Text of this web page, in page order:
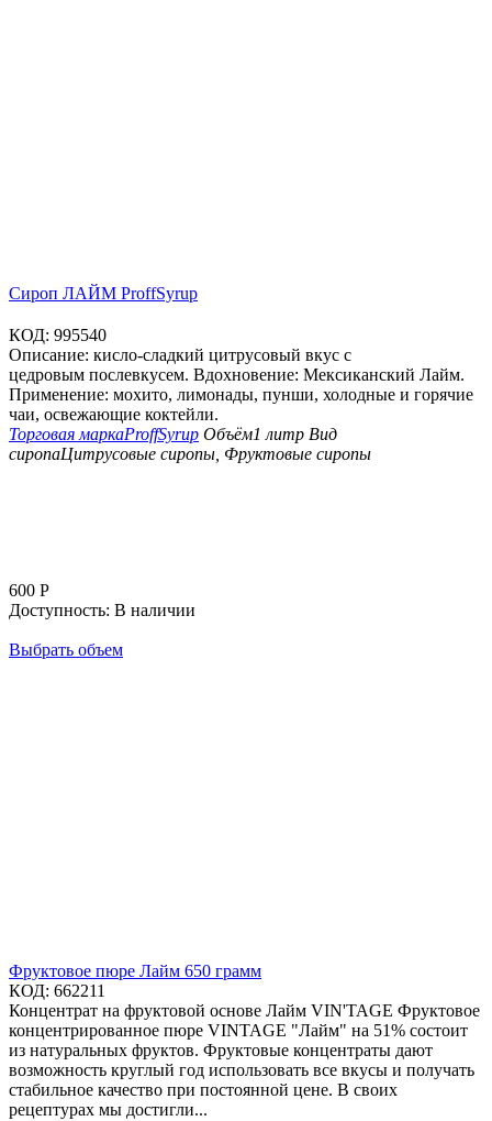
Сироп ЛАЙМ ProffSyrup
КОД: 995540
Описание: кисло-сладкий цитрусовый вкус с
цедровым послевкусем. Вдохновение: Мексиканский Лайм.
Применение: мохито, лимонады, пунши, холодные и горячие
чаи, освежающие коктейли.
Торговая маркаProffSyrup Объём1 литр Вид
сиропаЦитрусовые сиропы, Фруктовые сиропы
600 Р
Доступность: В наличии
Выбрать объем
Фруктовое пюре Лайм 650 грамм
КОД: 662211
Концентрат на фруктовой основе Лайм VIN'TAGE Фруктовое
концентрированное пюре VINTAGE "Лайм" на 51% состоит
из натуральных фруктов. Фруктовые концентраты дают
возможность круглый год использовать все вкусы и получать
стабильное качество при постоянной цене. В своих
рецептурах мы достигли...